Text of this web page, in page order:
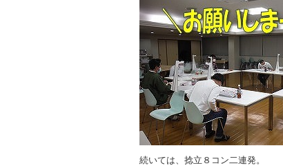
続いては、捻立８コン二連発。